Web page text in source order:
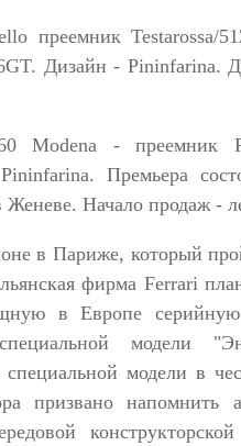
преемник Testarossa/
Дизайн - Pininfarina.
Modena - преемник
Премьера
Женеве. Начало продаж -
в Париже, который
фирма Ferrari
в Европе
модели
модели в
призвано напомнить